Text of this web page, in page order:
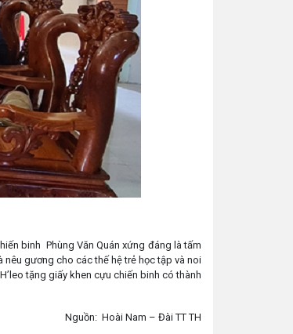
binh Phùng Văn Quán xứng đáng là tấm
gương cho các thế hệ trẻ học tập và noi
tặng giấy khen cựu chiến binh có thành
Nguồn: Hoài Nam – Đài TT TH